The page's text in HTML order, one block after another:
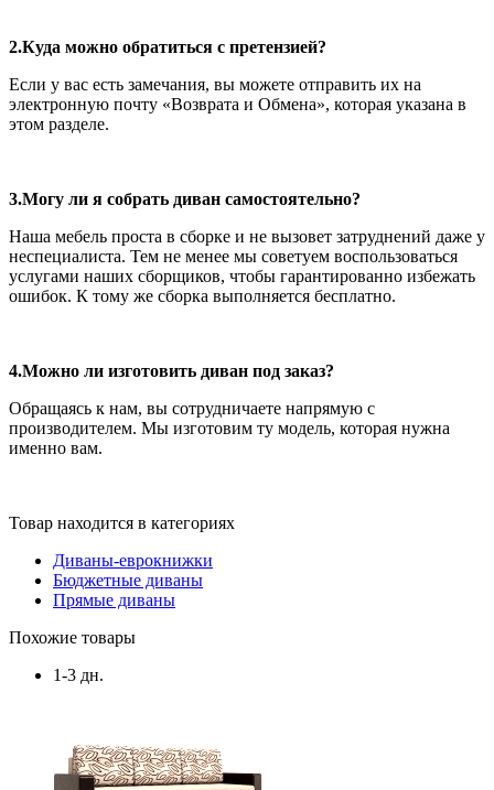
2.Куда можно обратиться с претензией?
Если у вас есть замечания, вы можете отправить их на
электронную почту «Возврата и Обмена», которая указана в
этом разделе.
3.Могу ли я собрать диван самостоятельно?
Наша мебель проста в сборке и не вызовет затруднений даже у
неспециалиста. Тем не менее мы советуем воспользоваться
услугами наших сборщиков, чтобы гарантированно избежать
ошибок. К тому же сборка выполняется бесплатно.
4.Можно ли изготовить диван под заказ?
Обращаясь к нам, вы сотрудничаете напрямую с
производителем. Мы изготовим ту модель, которая нужна
именно вам.
Товар находится в категориях
Диваны-еврокнижки
Бюджетные диваны
Прямые диваны
Похожие товары
1-3 дн.